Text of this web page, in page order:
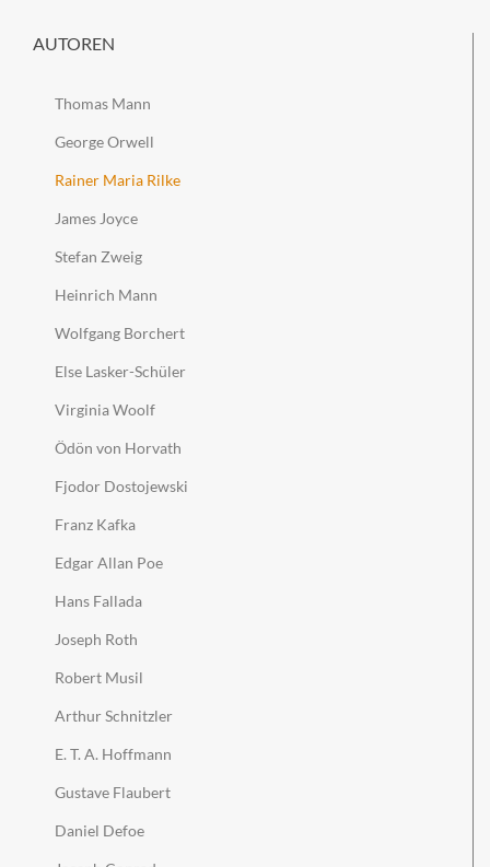
AUTOREN
Thomas Mann
George Orwell
Rainer Maria Rilke
James Joyce
Stefan Zweig
Heinrich Mann
Wolfgang Borchert
Else Lasker-Schüler
Virginia Woolf
Ödön von Horvath
Fjodor Dostojewski
Franz Kafka
Edgar Allan Poe
Hans Fallada
Joseph Roth
Robert Musil
Arthur Schnitzler
E. T. A. Hoffmann
Gustave Flaubert
Daniel Defoe